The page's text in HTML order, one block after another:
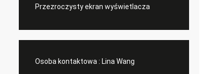
Przezroczysty ekran wyświetlacza
Osoba kontaktowa : Lina Wang